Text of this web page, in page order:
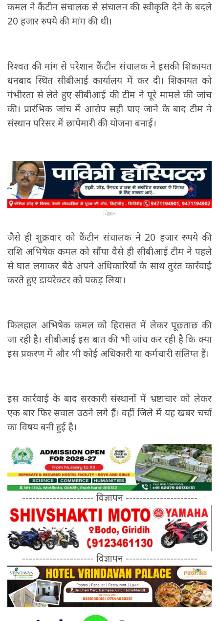
कमल ने कैंटीन संचालक से संचालन की स्वीकृति देने के बदले
20 हजार रुपये की मांग की थी।
रिश्वत की मांग से परेशान कैंटीन संचालक ने इसकी शिकायत
धनबाद स्थित सीबीआई कार्यालय में कर दी। शिकायत को
गंभीरता से लेते हुए सीबीआई की टीम ने पूरे मामले की जांच
की। प्रारंभिक जांच में आरोप सही पाए जाने के बाद टीम ने
संस्थान परिसर में छापेमारी की योजना बनाई।
विज्ञापन
जैसे ही शुक्रवार को कैंटीन संचालक ने 20 हजार रुपये की
राशि अभिषेक कमल को सौंपा वैसे ही सीबीआई टीम ने पहले
से घात लगाकर बैठे अपने अधिकारियों के साथ तुरंत कार्रवाई
करते हुए डायरेक्टर को पकड़ लिया।
फिलहाल अभिषेक कमल को हिरासत में लेकर पूछताछ की
जा रही है। सीबीआई इस बात की भी जांच कर रही है कि क्या
इस प्रकरण में और भी कोई अधिकारी या कर्मचारी संलिप्त हैं।
इस कार्रवाई के बाद सरकारी संस्थानों में भ्रष्टाचार को लेकर
एक बार फिर सवाल उठने लगे हैं। वहीं जिले में यह खबर चर्चा
का विषय बनी हुई है।
--------------------- विज्ञापन ---------------------
--------------------- विज्ञापन ---------------------